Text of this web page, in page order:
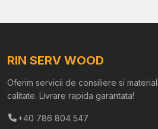
RIN SERV WOOD
Oferim servicii de consiliere si
calitate. Livrare rapida garantata!
+40 786 804 547